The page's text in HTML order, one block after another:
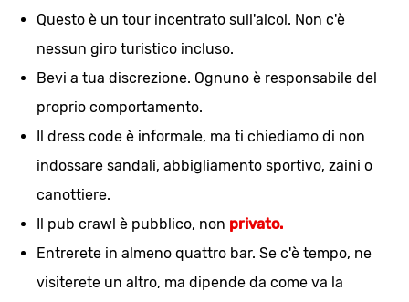
Questo è un tour incentrato sull'alcol. Non c'è
nessun giro turistico incluso.
Bevi a tua discrezione. Ognuno è responsabile del
proprio comportamento.
Il dress code è informale, ma ti chiediamo di non
indossare sandali, abbigliamento sportivo, zaini o
canottiere.
Il pub crawl è pubblico, non privato.
Entrerete in almeno quattro bar. Se c'è tempo, ne
visiterete un altro, ma dipende da come va la